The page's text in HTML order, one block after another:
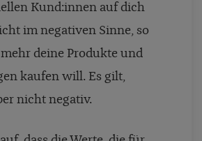
Kund:innen auf dich
im negativen Sinne, so
deine Produkte und
kaufen will. Es gilt,
nicht negativ.